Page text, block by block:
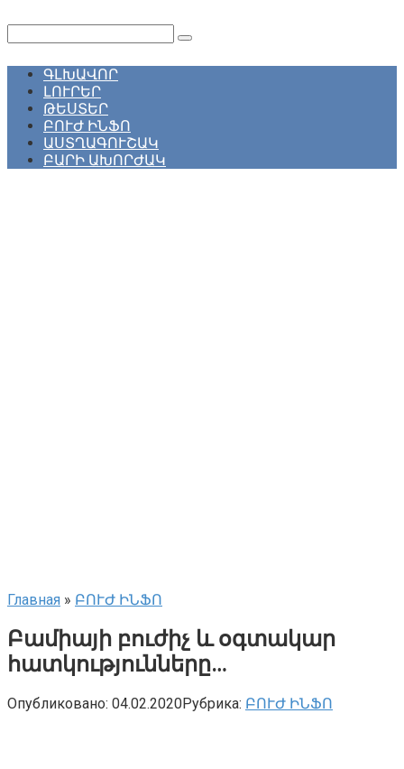
контенту
ԳԼԽԱՎՈՐ
ԼՈՒՐԵՐ
ԹԵՍՏԵՐ
ԲՈՒԺ ԻՆՖՈ
ԱՍՏՂԱԳՈՒՇԱԿ
ԲԱՐԻ ԱԽՈՐԺԱԿ
Главная » ԲՈՒԺ ԻՆՖՈ
Բամիայի բուժիչ և օգտակար
հատկությունները…
Опубликовано: 04.02.2020Рубрика: ԲՈՒԺ ԻՆՖՈ